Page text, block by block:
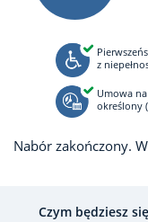
z
Umowa na
określony
Nabór zakończony.
Czym będziesz